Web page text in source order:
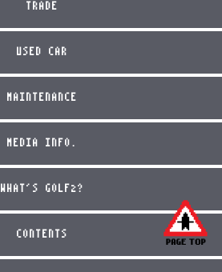
TRADE
USED CAR
MAINTENANCE
MEDIA INFO.
WHAT'S GOLF2?
CONTENTS